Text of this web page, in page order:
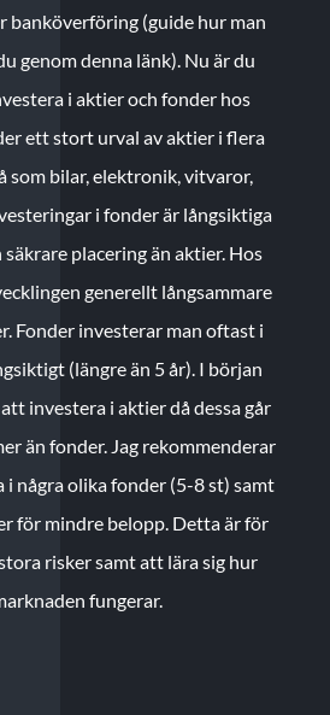
banköverföring (guide hur man
genom denna länk). Nu är du
i aktier och fonder hos
ett stort urval av aktier i flera
som bilar, elektronik, vitvaror,
i fonder är långsiktiga
säkrare placering än aktier. Hos
generellt långsammare
Fonder investerar man oftast i
(längre än 5 år). I början
investera i aktier då dessa går
än fonder. Jag rekommenderar
i några olika fonder (5-8 st) samt
för mindre belopp. Detta är för
risker samt att lära sig hur
fungerar.